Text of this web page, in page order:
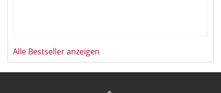
Alle Bestseller anzeigen